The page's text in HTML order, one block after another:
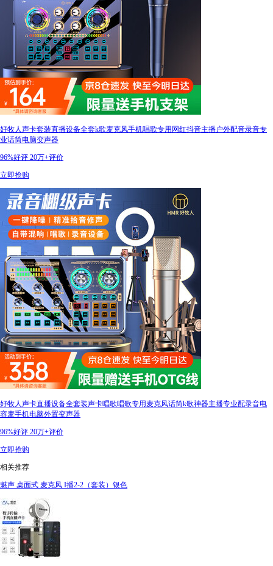
好牧人声卡套装直播设备全套k歌麦克风手机唱歌专用网红抖音主播户外配音录音专
业话筒电脑变声器
96%好评 20万+评价
立即抢购
好牧人声卡直播设备全套装声卡唱歌唱歌专用麦克风话筒k歌神器主播专业配录音电
容麦手机电脑外置变声器
96%好评 20万+评价
立即抢购
相关推荐
魅声 桌面式 麦克风 I播2-2（套装）银色